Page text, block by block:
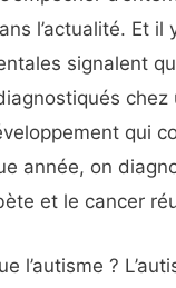
l’actualité. Et
signalent
qui
année, on
et le cancer
l’autisme ?